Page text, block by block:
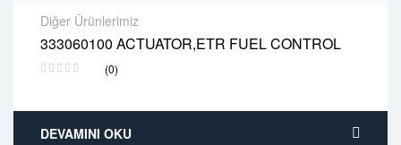
Diğer Ürünlerimiz
333060100 ACTUATOR,ETR FUEL CONTROL
(0)
2 years warranty
Delivery time: 1-2 business days
DEVAMINI OKU